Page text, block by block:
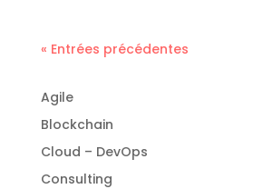
« Entrées précédentes
Agile
Blockchain
Cloud – DevOps
Consulting